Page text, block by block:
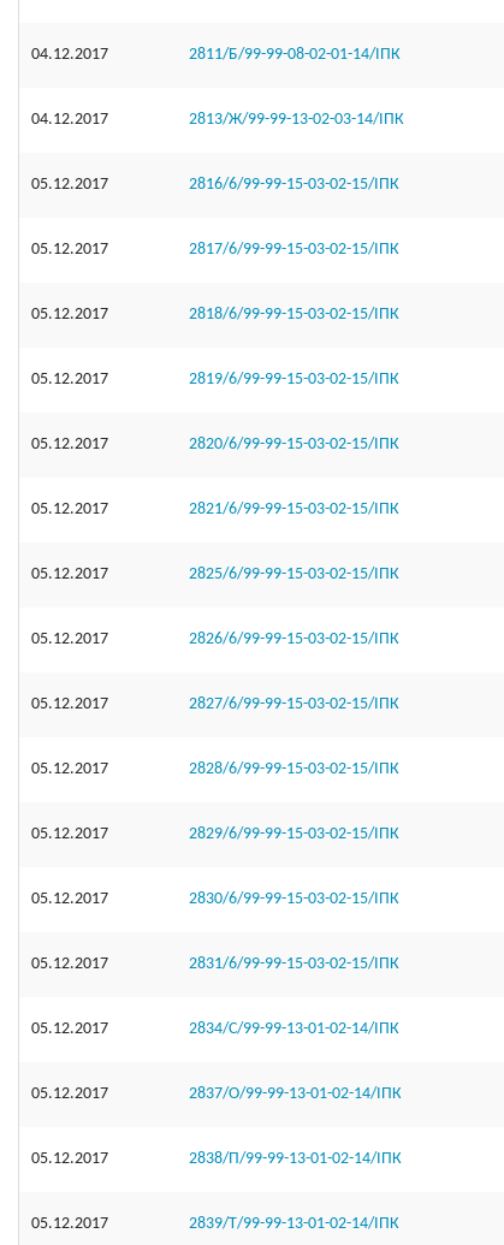
04.12.2017 2811/Б/99-99-08-02-01-14/ІПК
04.12.2017 2813/Ж/99-99-13-02-03-14/ІПК
05.12.2017 2816/6/99-99-15-03-02-15/ІПК
05.12.2017 2817/6/99-99-15-03-02-15/ІПК
05.12.2017 2818/6/99-99-15-03-02-15/ІПК
05.12.2017 2819/6/99-99-15-03-02-15/ІПК
05.12.2017 2820/6/99-99-15-03-02-15/ІПК
05.12.2017 2821/6/99-99-15-03-02-15/ІПК
05.12.2017 2825/6/99-99-15-03-02-15/ІПК
05.12.2017 2826/6/99-99-15-03-02-15/ІПК
05.12.2017 2827/6/99-99-15-03-02-15/ІПК
05.12.2017 2828/6/99-99-15-03-02-15/ІПК
05.12.2017 2829/6/99-99-15-03-02-15/ІПК
05.12.2017 2830/6/99-99-15-03-02-15/ІПК
05.12.2017 2831/6/99-99-15-03-02-15/ІПК
05.12.2017 2834/С/99-99-13-01-02-14/ІПК
05.12.2017 2837/О/99-99-13-01-02-14/ІПК
05.12.2017 2838/П/99-99-13-01-02-14/ІПК
05.12.2017 2839/Т/99-99-13-01-02-14/ІПК